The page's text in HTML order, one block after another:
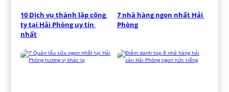
10 Dịch vụ thành lập công
ty tại Hải Phòng uy tín
nhất
7 nhà hàng ngon nhất Hải
Phòng